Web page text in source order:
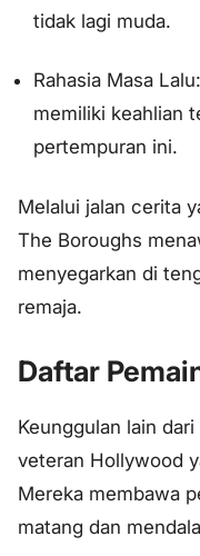
tidak lagi muda.
Rahasia Masa
memiliki keahlian
pertempuran ini.
Melalui jalan cerita
The Boroughs
menyegarkan di
remaja.
Daftar
Keunggulan lain
veteran Hollywood
Mereka membawa
matang dan